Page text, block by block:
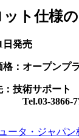
ト仕様
日発売
格：オープンプ
：技術サポート
3866-
ータ・ジャパン